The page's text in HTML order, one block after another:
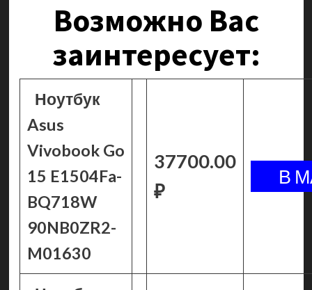
Возможно Вас
заинтересует:
Ноутбук
Asus
Vivobook Go
15 E1504Fa-
BQ718W
90NB0ZR2-
M01630
37700.00
₽